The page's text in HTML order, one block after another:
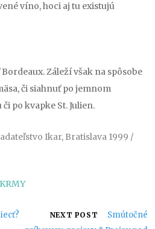
víno, hoci aj tu existujú
Záleží však na spôsobe
či siahnuť po jemnom
po kvapke St. Julien.
Ikar, Bratislava 1999 /
NEXT POST
Smútočné